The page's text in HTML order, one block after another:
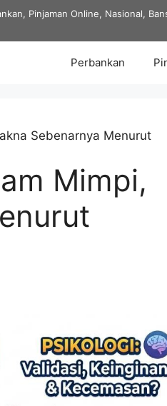
Pinjaman Online, Nasional,
Perbankan
Sebenarnya Menurut
Mimpi,